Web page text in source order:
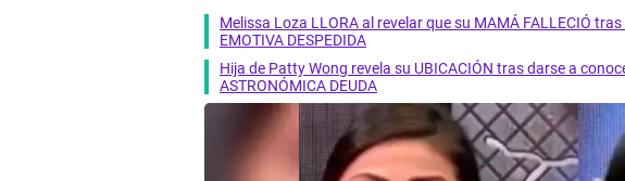
Melissa Loza LLORA al revelar que su MAMÁ FALLECIÓ
EMOTIVA DESPEDIDA
Hija de Patty Wong revela su UBICACIÓN tras darse a
ASTRONÓMICA DEUDA